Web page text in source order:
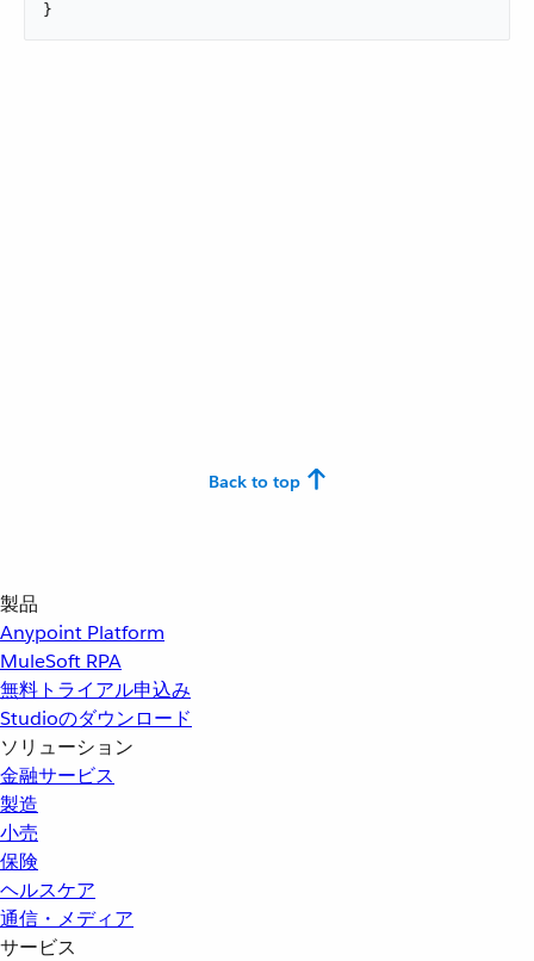
}
Back to top
製品
Anypoint Platform
MuleSoft RPA
無料トライアル申込み
Studioのダウンロード
ソリューション
金融サービス
製造
小売
保険
ヘルスケア
通信・メディア
サービス